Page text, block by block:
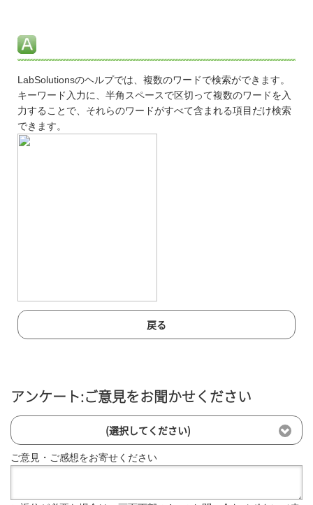
LabSolutionsのヘルプでは、複数のワードで検索ができます。
キーワード入力に、半角スペースで区切って複数のワードを入
力することで、それらのワードがすべて含まれる項目だけ検索
できます。
戻る
アンケート:ご意見をお聞かせください
(選択してください)
ご意見・ご感想をお寄せください